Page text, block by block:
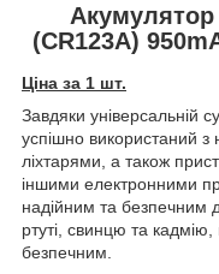
Акумулятор
(CR123A)
Ціна за 1 шт.
Завдяки універсальній
успішно використаний
ліхтарями, а також
іншими електронними
надійним та безпечним
ртуті, свинцю та
безпечним.